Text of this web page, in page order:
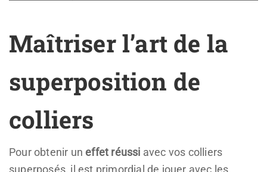
Maîtriser l’art de la
superposition de
colliers
Pour obtenir uneffet réussi avec vos colliers
superposés, il est primordial de jouer avec les